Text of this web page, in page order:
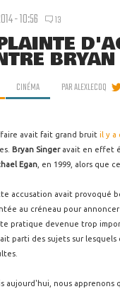
- 10:56 13
CINÉMA PARALEXLECOQ
avait fait grand bruit il y a
Bryan Singeravait en effet
Egan , en 1999, alors que
accusation avait provoqué
au créneau pour
pratique devenue trop
parti des sujets sur
aujourd'hui, nous apprenons